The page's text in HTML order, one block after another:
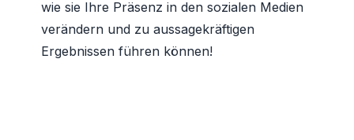
wie sie Ihre Präsenz in den sozialen Medien
verändern und zu aussagekräftigen
Ergebnissen führen können!